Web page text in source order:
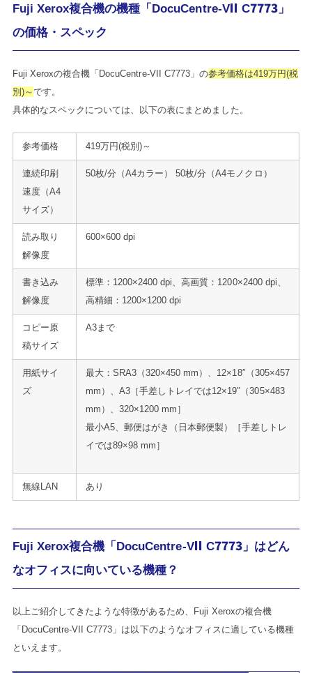
Fuji Xerox複合機の機種「DocuCentre-VII C7773」
の価格・スペック
Fuji Xeroxの複合機「DocuCentre-VII C7773」の参考価格は419万円(税
別)～ です。
具体的なスペックについては、以下の表にまとめました。
参考価格 419万円(税別)～
連続印刷
速度（A4
サイズ）
50枚/分（A4カラー） 50枚/分（A4モノクロ）
読み取り
解像度
600×600 dpi
書き込み
解像度
標準：1200×2400 dpi、高画質：1200×2400 dpi、
高精細：1200×1200 dpi
コピー原
稿サイズ
A3まで
用紙サイ
ズ
最大：SRA3（320×450 mm）、12×18″（305×457
mm）、A3［手差しトレイでは12×19″（305×483
mm）、320×1200 mm］
最小A5、郵便はがき（日本郵便製）［手差しトレ
イでは89×98 mm］
無線LAN あり
Fuji Xerox複合機「DocuCentre-VII C7773」はどん
なオフィスに向いている機種？
以上ご紹介してきたような特徴があるため、Fuji Xeroxの複合機
「DocuCentre-VII C7773」は以下のようなオフィスに適している機種
といえます。